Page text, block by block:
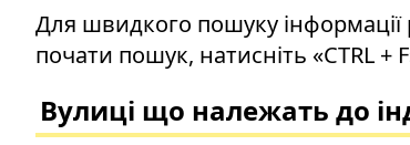
Для швидкого пошуку
почати пошук, натисніть «CTRL +
Вулиці що належать до